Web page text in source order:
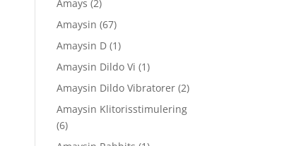
Amays (2)
Amaysin (67)
Amaysin D (1)
Amaysin Dildo Vi (1)
Amaysin Dildo Vibratorer (2)
Amaysin Klitorisstimulering
(6)